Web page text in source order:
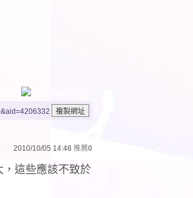
2010/10/05 14:48 推薦0
，這些應該不致於